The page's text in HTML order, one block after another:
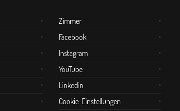
Zimmer
Facebook
Instagram
YouTube
Linkedin
Cookie-Einstellungen